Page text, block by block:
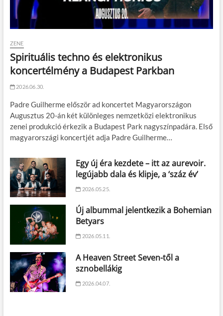
ZENE
Spirituális techno és elektronikus
koncertélmény a Budapest Parkban
2026.06.30.
Padre Guilherme először ad koncertet Magyarországon
Augusztus 20-án két különleges nemzetközi elektronikus
zenei produkció érkezik a Budapest Park nagyszínpadára. Első
magyarországi koncertjét adja Padre Guilherme…
Egy új éra kezdete – itt az aurevoir.
legújabb dala és klipje, a ‘száz év’
2026.05.25.
Új albummal jelentkezik a Bohemian
Betyars
2026.05.11.
A Heaven Street Seven-től a
sznobellákig
2026.04.07.